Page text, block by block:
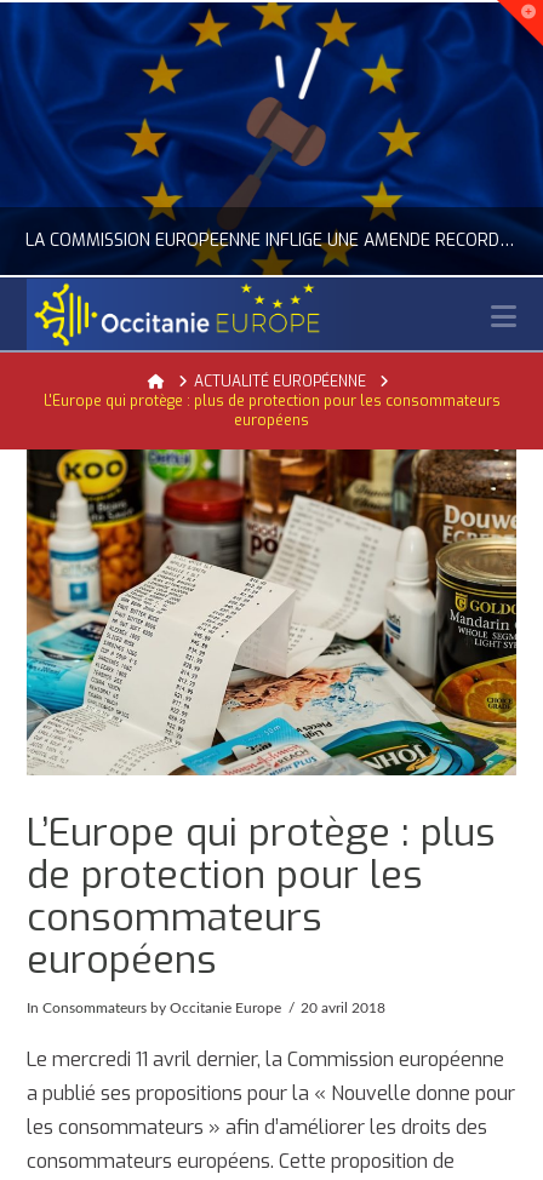
LA COMMISSION EUROPÉENNE INFLIGE UNE AMENDE RECORD À GOOGLE
ACTUALITÉ DE L'UNION EUROPÉENNE, ACTUALITÉ DE LA REPRÉSENTATION D’OCCITANIE EUROPE, NUMÉRIQUE- DIGITAL
JUILLET 24, 2026
HomeACTUALITÉ EUROPÉENNE
L'Europe qui protège : plus de protection pour les consommateurs
européens
L’Europe qui protège : plus
de protection pour les
consommateurs
européens
InConsommateurs by Occitanie Europe 20 avril 2018
Le mercredi 11 avril dernier, la Commission européenne
a publié ses propositions pour la « Nouvelle donne pour
les consommateurs » afin d’améliorer les droits des
consommateurs européens. Cette proposition de